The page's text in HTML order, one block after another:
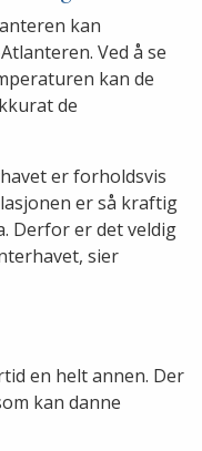
kan
Ved å se
kan de
de
er forholdsvis
er så kraftig
Derfor er det veldig
sier
en helt annen. Der
kan danne